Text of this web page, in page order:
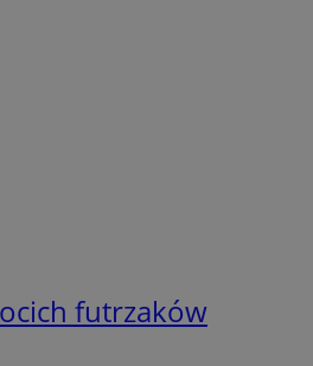
futrzaków